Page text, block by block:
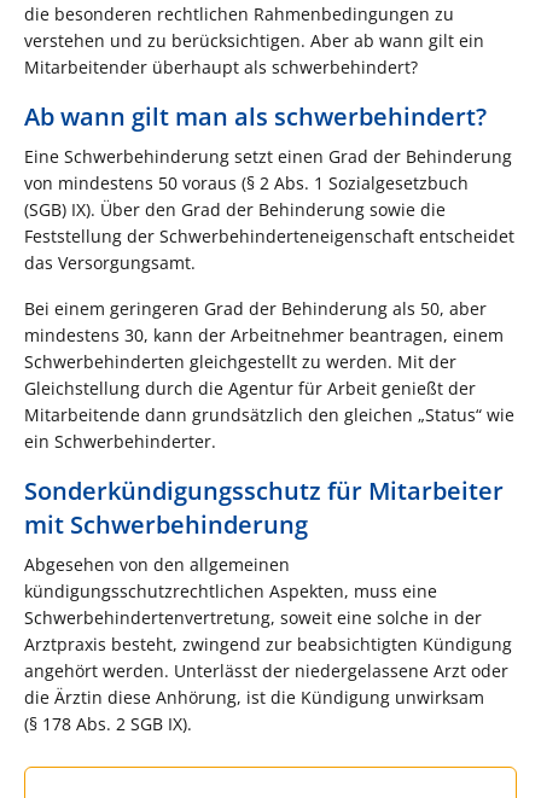
die besonderen rechtlichen Rahmenbedingungen zu
verstehen und zu berücksichtigen. Aber ab wann gilt ein
Mitarbeitender überhaupt als schwerbehindert?
Ab wann gilt man als schwerbehindert?
Eine Schwerbehinderung setzt einen Grad der Behinderung
von mindestens 50 vo­raus (§ 2 Abs. 1 Sozialgesetzbuch
(SGB) IX). Über den Grad der Behinderung sowie die
Feststellung der Schwerbehinderteneigenschaft entscheidet
das Versorgungsamt.
Bei einem geringeren Grad der Behinderung als 50, aber
mindestens 30, kann der Arbeitnehmer beantragen, einem
Schwerbehinderten gleichgestellt zu werden. Mit der
Gleichstellung durch die Agentur für Arbeit genießt der
Mitarbeitende dann grundsätzlich den gleichen „Status“ wie
ein Schwerbehinderter.
Sonderkündigungsschutz für Mitarbeiter
mit Schwerbehinderung
Abgesehen von den allgemeinen
kündigungsschutzrechtlichen Aspekten, muss eine
Schwerbehindertenvertretung, soweit eine solche in der
Arztpraxis besteht, zwingend zur beabsichtigten Kündigung
angehört werden. Unterlässt der niedergelassene Arzt oder
die Ärztin diese Anhörung, ist die Kündigung unwirksam
(§ 178 Abs. 2 SGB IX).